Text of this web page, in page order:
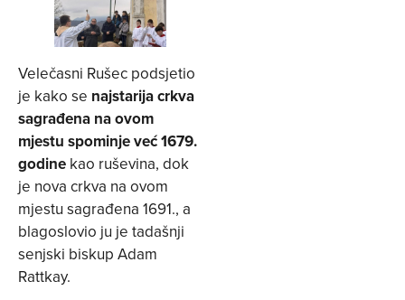
Velečasni Rušec podsjetio
je kako se najstarija crkva
sagrađena na ovom
mjestu spominje već 1679.
godine kao ruševina, dok
je nova crkva na ovom
mjestu sagrađena 1691., a
blagoslovio ju je tadašnji
senjski biskup Adam
Rattkay.